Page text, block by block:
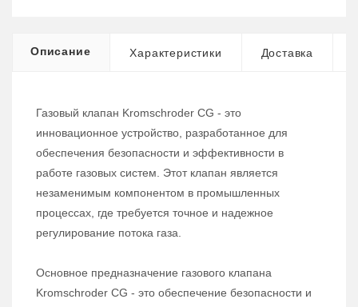
Описание Характеристики Доставка
Газовый клапан Kromschroder CG - это
инновационное устройство, разработанное для
обеспечения безопасности и эффективности в
работе газовых систем. Этот клапан является
незаменимым компонентом в промышленных
процессах, где требуется точное и надежное
регулирование потока газа.
Основное предназначение газового клапана
Kromschroder CG - это обеспечение безопасности и